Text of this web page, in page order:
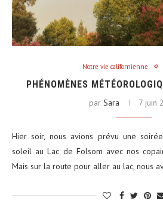
Notre vie californienne
PHÉNOMÈNES
par Sara 7 juin
Hier soir, nous avions prévu une
soleil au Lac de Folsom avec nos
Mais sur la route pour aller au lac, nous